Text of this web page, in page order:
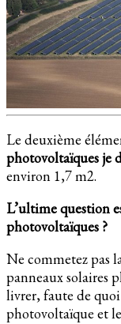
Le deuxième
photovoltaïques je
environ 1,7 m2.
L’ultime question
photovoltaïques ?
Ne commetez pas
panneaux solaires
livrer, faute de
photovoltaïque et